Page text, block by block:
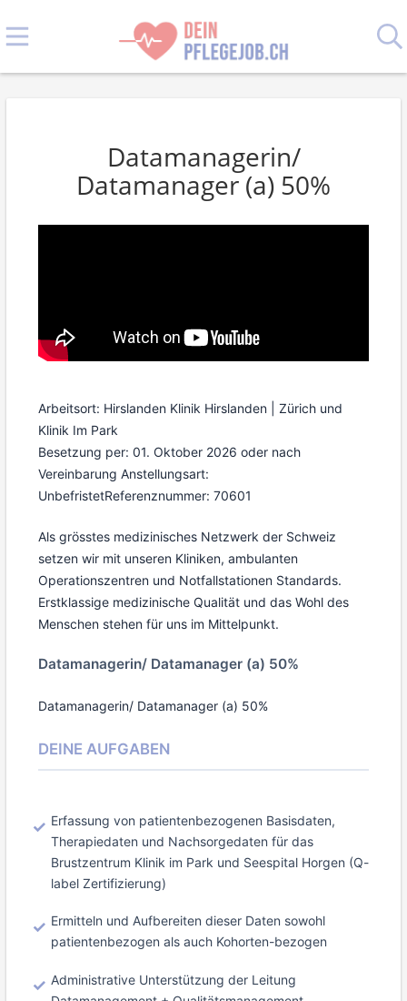
Datamanagerin/
Datamanager (a) 50%
Arbeitsort: Hirslanden Klinik Hirslanden | Zürich und
Klinik Im Park
Besetzung per: 01. Oktober 2026 oder nach
Vereinbarung Anstellungsart:
UnbefristetReferenznummer: 70601
Als grösstes medizinisches Netzwerk der Schweiz
setzen wir mit unseren Kliniken, ambulanten
Operationszentren und Notfallstationen Standards.
Erstklassige medizinische Qualität und das Wohl des
Menschen stehen für uns im Mittelpunkt.
Datamanagerin/ Datamanager (a) 50%
Datamanagerin/ Datamanager (a) 50%
DEINE AUFGABEN
Erfassung von patientenbezogenen Basisdaten,
Therapiedaten und Nachsorgedaten für das
Brustzentrum Klinik im Park und Seespital Horgen (Q-
label Zertifizierung)
Ermitteln und Aufbereiten dieser Daten sowohl
patientenbezogen als auch Kohorten-bezogen
Administrative Unterstützung der Leitung